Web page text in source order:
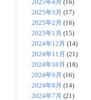
2025年4月 (16)
2025年3月 (17)
2025年2月 (16)
2025年1月 (15)
2024年12月 (14)
2024年11月 (21)
2024年10月 (18)
2024年9月 (16)
2024年8月 (14)
2024年7月 (21)